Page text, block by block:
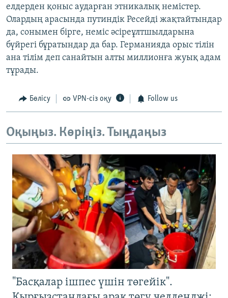
елдерден қоныс аударған этникалық немістер.
Олардың арасында путиндік Ресейді жақтайтындар
да, сонымен бірге, неміс әсіреұлтшылдарына
бүйрегі бұратындар да бар. Германияда орыс тілін
ана тілім деп санайтын алты миллионға жуық адам
тұрады.
Бөлісу VPN-сіз оқу Follow us
Оқыңыз. Көріңіз. Тыңдаңыз
"Басқалар ішпес үшін төгейік".